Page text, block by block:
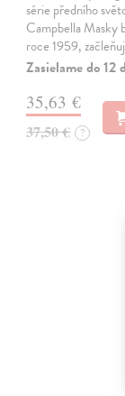
série předního
Campbella Masky
roce 1959,
Zasielame do 12
35,63 €
37,50 € ?